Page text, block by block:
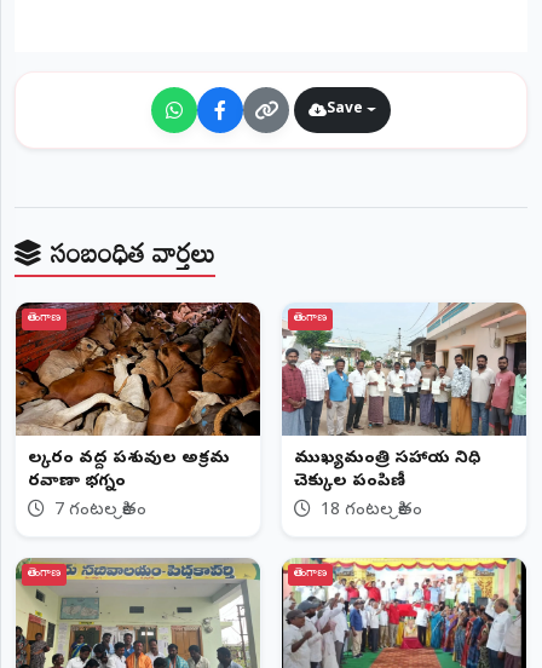
Save
సంబంధిత వార్తలు
తెలంగాణ
లక్కారం వద్ద పశువుల అక్రమ
రవాణా భగ్నం
7 గంటల క్రితం
తెలంగాణ
ముఖ్యమంత్రి సహాయ నిధి
చెక్కుల పంపిణీ
18 గంటల క్రితం
తెలంగాణ తెలంగాణ